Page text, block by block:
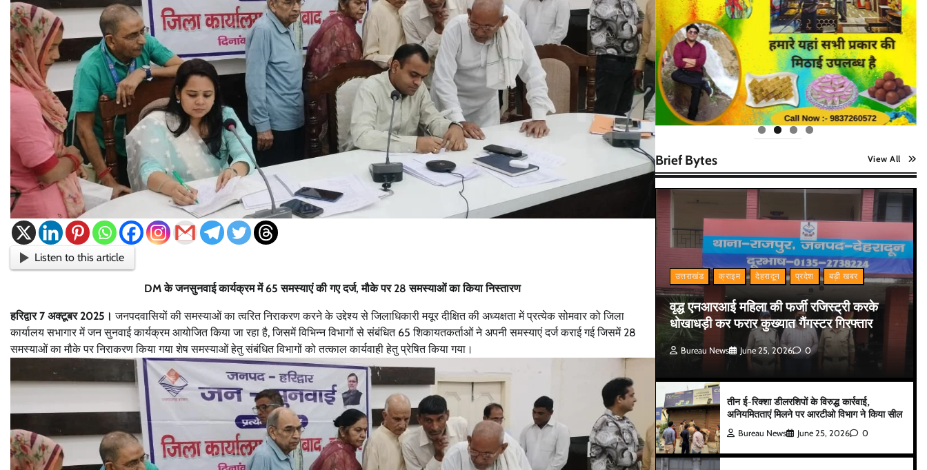
Listen to this article
DM के जनसुनवाई कार्यक्रम में 65 समस्याएं की गए दर्ज, मौके पर 28 समस्याओं का किया निस्तारण
हरिद्वार 7 अक्टूबर 2025। जनपदवासियों की समस्याओं का त्वरित निराकरण करने के उद्देश्य से जिलाधिकारी मयूर दीक्षित की अध्यक्षता में प्रत्येक सोमवार को जिला
कार्यालय सभागार में जन सुनवाई कार्यक्रम आयोजित किया जा रहा है, जिसमें विभिन्न विभागों से संबंधित 65 शिकायतकर्ताओं ने अपनी समस्याएं दर्ज कराई गई जिसमें 28
समस्याओं का मौके पर निराकरण किया गया शेष समस्याओं हेतु संबंधित विभागों को तत्काल कार्यवाही हेतु प्रेषित किया गया।
Brief Bytes View All
उत्तराखंड क्राइम देहरादून प्रदेश बड़ी खबर
वृद्ध एनआरआई महिला की फर्जी रजिस्ट्री करके
धोखाधड़ी कर फरार कुख्यात गैंगस्टर गिरफ्तार
Bureau News June 25, 2026 0
तीन ई-रिक्शा डीलरशिपों के विरुद्ध कार्रवाई,
अनियमितताएं मिलने पर आरटीओ विभाग ने किया सील
Bureau News June 25, 2026 0